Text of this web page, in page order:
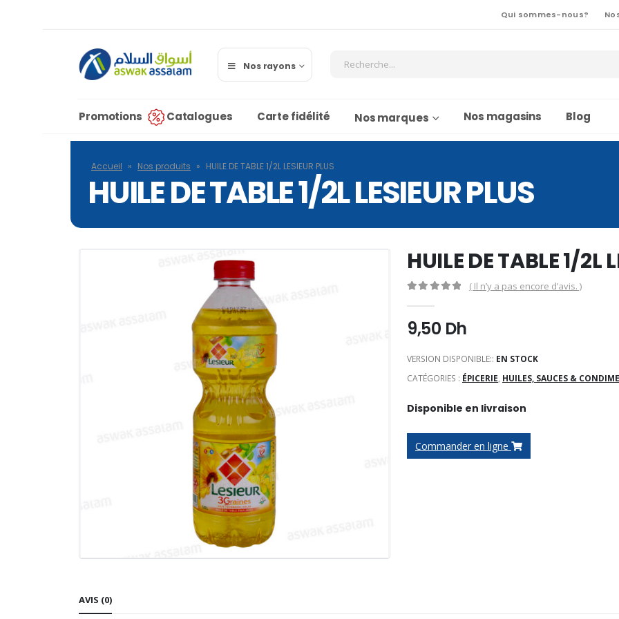
Qui sommes-nous?
Nos rayons
Promotions Catalogues Carte fidélité Nos marques Nos magasins Blog
Accueil » Nos produits » HUILE DE TABLE 1/2L LESIEUR PLUS
HUILE DE TABLE 1/2L LESIEUR PLUS
HUILE DE TABLE 1/2L
( Il n’y a pas encore d’avis. )
9,50 Dh
VERSION DISPONIBLE:: EN STOCK
CATÉGORIES : ÉPICERIE, HUILES, SAUCES &
Disponible en livraison
Commander en ligne
AVIS (0)